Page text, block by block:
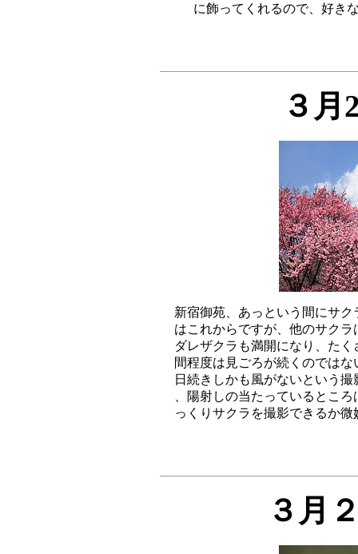
３月
新宿御苑、あっという間にサ
はこれからですが、他のサク
ダレザクラも満開になり、た
間程度は見ごろが続くのでは
日続きしかも風がないという
、陽射しの当たっているとこ
３月